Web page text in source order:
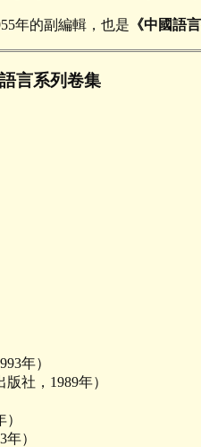
年的副編輯，也是 《中國語
言系列卷集
年）
社，1989年）
）